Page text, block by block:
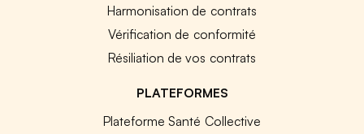
Harmonisation de contrats
Vérification de conformité
Résiliation de vos contrats
PLATEFORMES
Plateforme Santé Collective